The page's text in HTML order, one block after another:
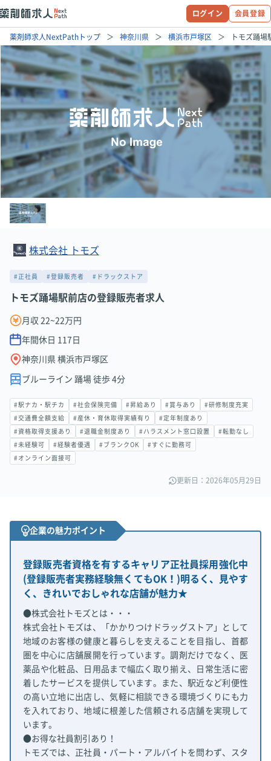
ログイン 会員登録
薬剤師求人NextPathトップ 神奈川県 横浜市戸塚区 トモズ踊
株式会社 トモズ
#正社員 #登録販売者 #ドラックストア
トモズ踊場駅前店の登録販売者求人
月収 22~22万円
年間休日 117 日
神奈川県 横浜市戸塚区
ブルーライン 踊場 徒歩 4分
#駅ナカ・駅チカ #社会保険完備 #昇給あり #賞与あり #研修制度充実
#交通費全額支給 #産休・育休取得実績有り #定年制度あり
#資格取得支援あり #退職金制度あり #ハラスメント窓口設置 #転勤なし
#未経験可 #経験者優遇 #ブランクOK #すぐに勤務可
#オンライン面接可
更新日：2026年05月29日
企業の魅力ポイント
登録販売者資格を有するキャリア正社員採用強化中
(登録販売者実務経験無くてもOK！)明るく、見やす
く、きれいでおしゃれな店舗が魅力★
●株式会社トモズとは・・・
株式会社トモズは、「かかりつけドラッグストア」として
地域のお客様の健康と暮らしを支えることを目指し、首都
圏を中心に店舗展開を行っています。調剤だけでなく、医
薬品や化粧品、日用品まで幅広く取り揃え、日常生活に密
着したサービスを提供しています。また、駅近など利便性
の高い立地に出店し、気軽に相談できる環境づくりにも力
を入れており、地域に根差した信頼される店舗を実現して
います。
●お得な社員割引あり！
トモズでは、正社員・パート・アルバイトを問わず、スタ